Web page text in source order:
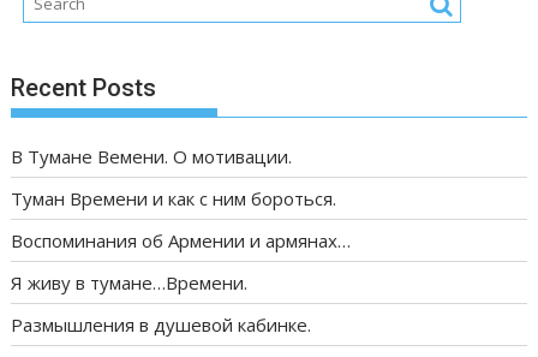
Recent Posts
В Тумане Вемени. О мотивации.
Туман Времени и как с ним бороться.
Воспоминания об Армении и армянах…
Я живу в тумане…Времени.
Размышления в душевой кабинке.